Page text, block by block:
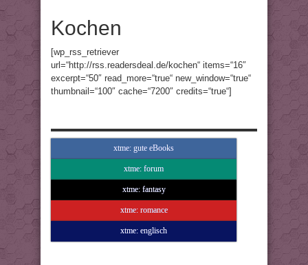
Kochen
[wp_rss_retriever
url=“http://rss.readersdeal.de/kochen“ items=“16″
excerpt=“50″ read_more=“true“ new_window=“true“
thumbnail=“100″ cache=“7200″ credits=“true“]
xtme: gute eBooks
xtme: forum
xtme: fantasy
xtme: romance
xtme: englisch